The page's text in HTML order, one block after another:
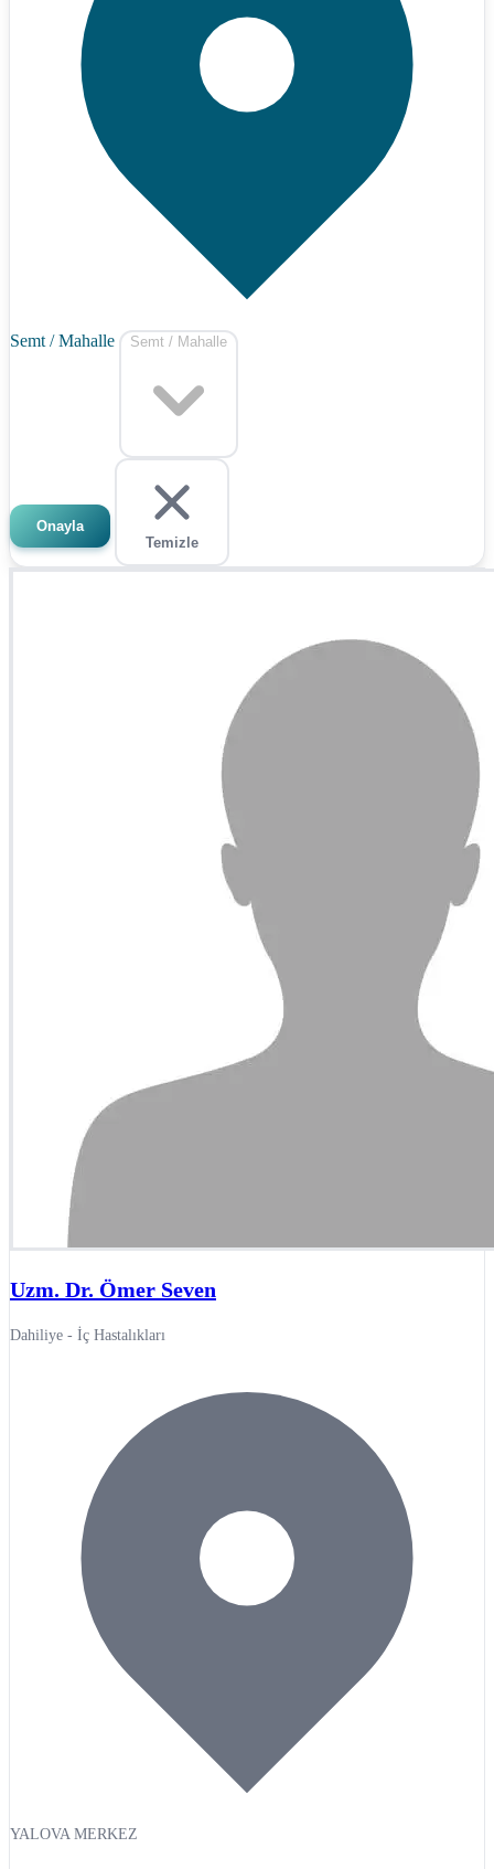
Semt / Mahalle Semt / Mahalle
Onayla
Temizle
Uzm. Dr. Ömer Seven
Dahiliye - İç Hastalıkları
YALOVA MERKEZ